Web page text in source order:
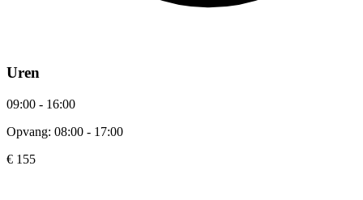
Uren
09:00 - 16:00
Opvang: 08:00 - 17:00
€ 155